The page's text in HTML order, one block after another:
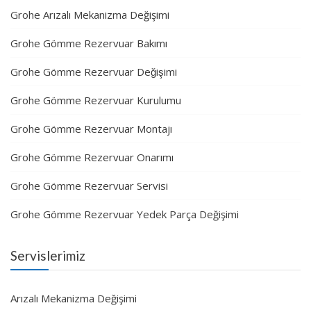
Grohe Arızalı Mekanizma Değişimi
Grohe Gömme Rezervuar Bakımı
Grohe Gömme Rezervuar Değişimi
Grohe Gömme Rezervuar Kurulumu
Grohe Gömme Rezervuar Montajı
Grohe Gömme Rezervuar Onarımı
Grohe Gömme Rezervuar Servisi
Grohe Gömme Rezervuar Yedek Parça Değişimi
Servislerimiz
Arızalı Mekanizma Değişimi